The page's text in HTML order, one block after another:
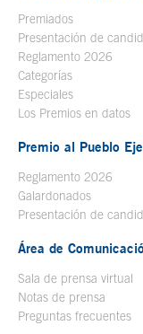
Premiados
Presentación de
Reglamento 2026
Categorías
Especiales
Los Premios en datos
Premio al Pueblo
Reglamento 2026
Galardonados
Presentación de
Área de
Sala de prensa virtual
Notas de prensa
Preguntas frecuentes